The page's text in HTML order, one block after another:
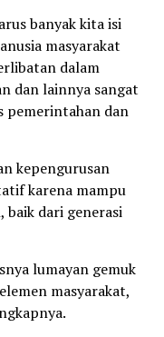
banyak kita isi
masyarakat
dalam
dan lainnya sangat
pemerintahan dan
kepengurusan
karena mampu
baik dari generasi
lumayan gemuk
masyarakat,